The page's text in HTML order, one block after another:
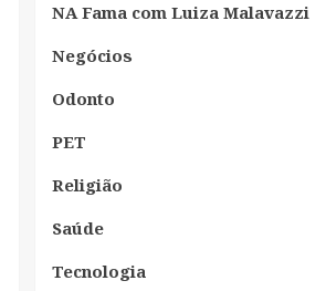
NA Fama com Luiza Malavazzi
Negócios
Odonto
PET
Religião
Saúde
Tecnologia